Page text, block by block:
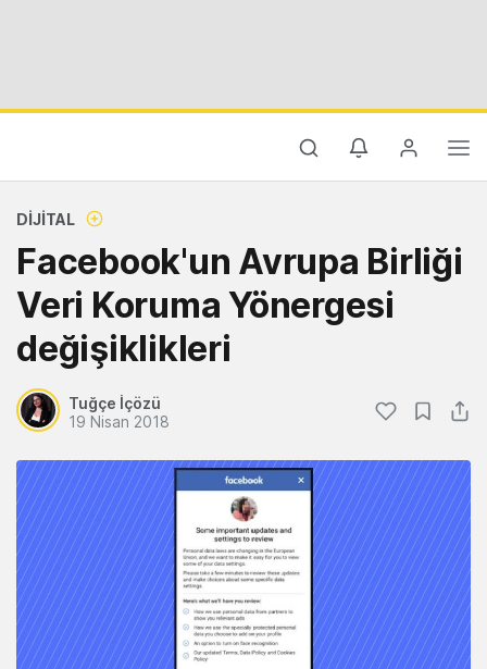
DIJITAL
Facebook'un Avrupa Birliği
Veri Koruma Yönergesi
değişiklikleri
Tuğçe İçözü
19 Nisan 2018